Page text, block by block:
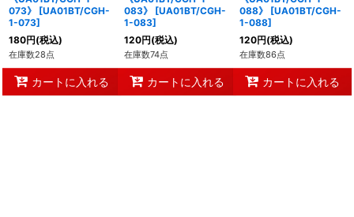
073》
[UA01BT/CGH-
1-073]
180円(税込)
在庫数28点
カートに入れる
083》
[UA01BT/CGH-
1-083]
120円(税込)
在庫数74点
カートに入れる
088》
[UA01BT/CGH-
1-088]
120円(税込)
在庫数86点
カートに入れる